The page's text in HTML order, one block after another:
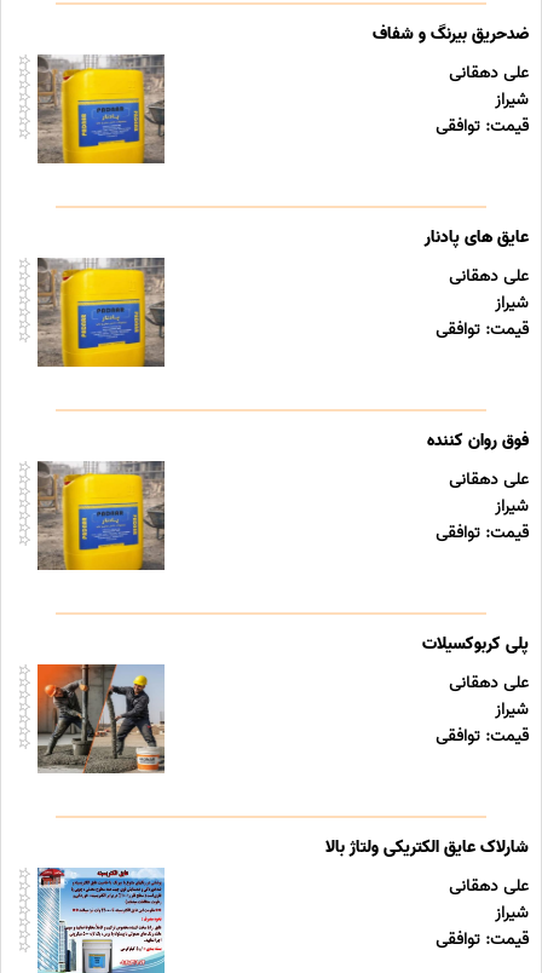
ضدحریق بیرنگ و شفاف
علی دهقانی
شیراز
قیمت: توافقی
عایق های پادنار
علی دهقانی
شیراز
قیمت: توافقی
فوق روان کننده
علی دهقانی
شیراز
قیمت: توافقی
پلی کربوکسیلات
علی دهقانی
شیراز
قیمت: توافقی
شارلاک عایق الکتریکی ولتاژ بالا
علی دهقانی
شیراز
قیمت: توافقی